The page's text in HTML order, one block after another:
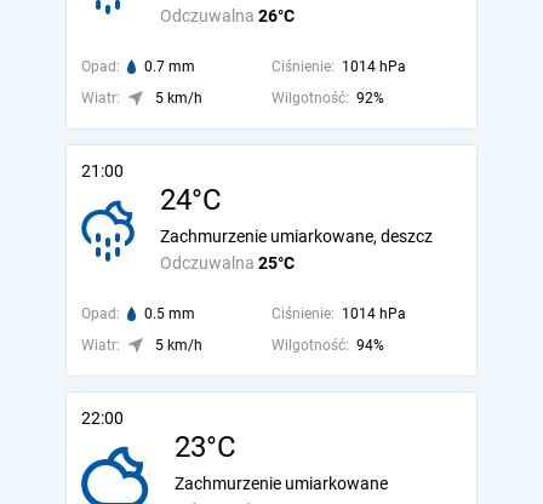
Odczuwalna 26°C
Opad: 0.7 mm Ciśnienie: 1014 hPa
Wiatr:
5 km/h Wilgotność: 92%
21:00
24°C
Odczuwalna 25°C
Zachmurzenie umiarkowane, deszcz
Opad: 0.5 mm Ciśnienie: 1014 hPa
Wiatr:
5 km/h Wilgotność: 94%
22:00
23°C
Zachmurzenie umiarkowane